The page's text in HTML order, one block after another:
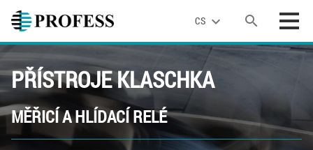
CS expand_more search
PŘÍSTROJE KLASCHKA
MĚŘICÍ A HLÍDACÍ RELÉ